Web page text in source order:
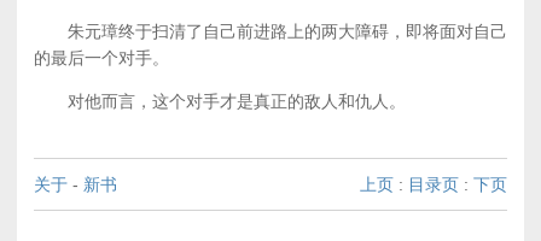
朱元璋终于扫清了自己前进路上的两大障碍，即将面对自己
的最后一个对手。
对他而言，这个对手才是真正的敌人和仇人。
关于 - 新书 上页 : 目录页 : 下页